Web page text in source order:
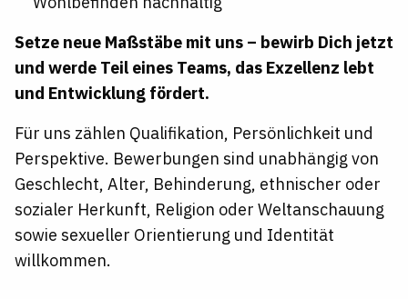
Setze neue Maßstäbe mit uns – bewirb Dich jetzt
und werde Teil eines Teams, das Exzellenz lebt
und Entwicklung fördert.
Für uns zählen Qualifikation, Persönlichkeit und
Perspektive. Bewerbungen sind unabhängig von
Geschlecht, Alter, Behinderung, ethnischer oder
sozialer Herkunft, Religion oder Weltanschauung
sowie sexueller Orientierung und Identität
willkommen.